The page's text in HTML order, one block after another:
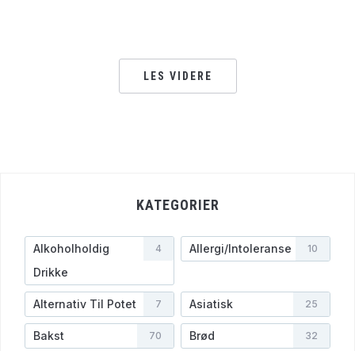
LES VIDERE
KATEGORIER
Alkoholholdig
Drikke
4 Allergi/Intoleranse 10
Alternativ Til Potet 7 Asiatisk 25
Bakst 70 Brød 32